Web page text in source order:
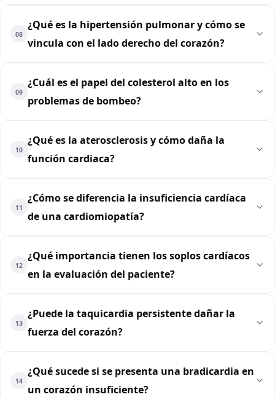
08
¿Qué es la hipertensión pulmonar y cómo se
vincula con el lado derecho del corazón?
09
¿Cuál es el papel del colesterol alto en los
problemas de bombeo?
10
¿Qué es la aterosclerosis y cómo daña la
función cardiaca?
11
¿Cómo se diferencia la insuficiencia cardíaca
de una cardiomiopatía?
12
¿Qué importancia tienen los soplos cardíacos
en la evaluación del paciente?
13
¿Puede la taquicardia persistente dañar la
fuerza del corazón?
14
¿Qué sucede si se presenta una bradicardia en
un corazón insuficiente?